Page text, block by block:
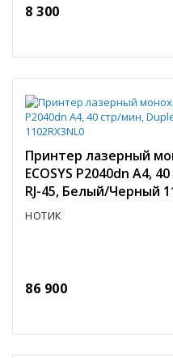
8 300
Принтер лазерный
ECOSYS P2040dn A4,
RJ-45, Белый/Черный
НОТИК
86 900